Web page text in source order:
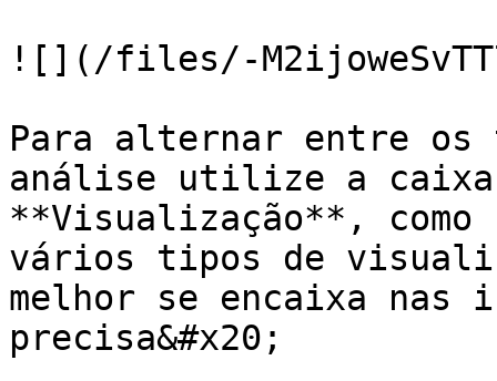
![](/files/-
Para alternar entre os
análise utilize a caixa
**Visualização**, como
vários tipos de
melhor se encaixa nas
precisa&#x20;